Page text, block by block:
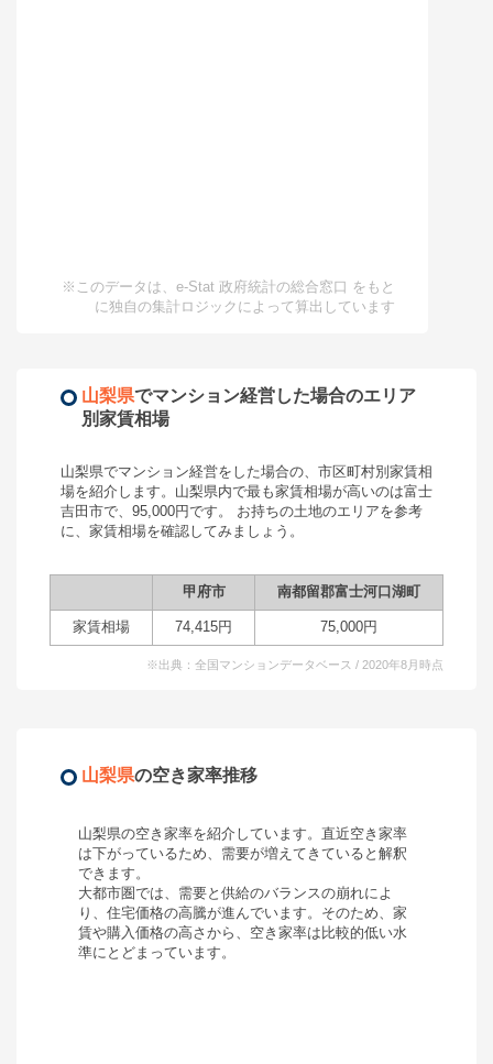
※このデータは、e-Stat 政府統計の総合窓口 をもと
に独自の集計ロジックによって算出しています
山梨県でマンション経営した場合のエリア
別家賃相場
山梨県でマンション経営をした場合の、市区町村別家賃相
場を紹介します。 山梨県内で最も家賃相場が高いのは富士
吉田市で、 95,000円です。 お持ちの土地のエリアを参考
に、家賃相場を確認してみましょう。
甲府市 南都留郡富士河口湖町
家賃相場 74,415円 75,000円
※出典：全国マンションデータベース / 2020年8月時点
山梨県の空き家率推移
山梨県の空き家率を紹介しています。直近空き家率
は下がっているため、需要が増えてきている と解釈
できます。
大都市圏では、需要と供給のバランスの崩れによ
り、住宅価格の高騰が進んでいます。そのため、家
賃や購入価格の高さから、空き家率は比較的低い水
準にとどまっています。